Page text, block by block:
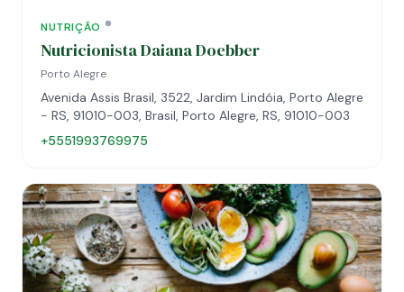
NUTRIÇÃO
Nutricionista Daiana Doebber
Porto Alegre
Avenida Assis Brasil, 3522, Jardim Lindóia, Porto Alegre
- RS, 91010-003, Brasil, Porto Alegre, RS, 91010-003
+5551993769975